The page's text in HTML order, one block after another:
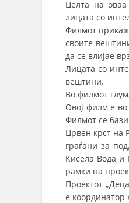
Целта на
лицата со
Филмот
своите
да се влијае
Лицата со
вештини.
Во филмот
Овој филм е во
Филмот се
Црвен крст на
граѓани за
Кисела Вода и
рамки на
Проектот
е координатор